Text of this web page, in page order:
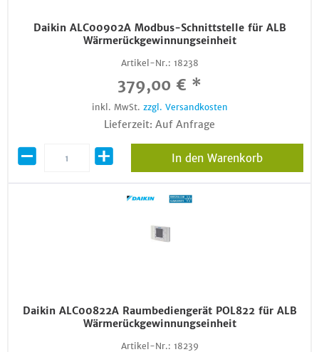
Daikin ALC00902A Modbus-Schnittstelle für ALB
Wärmerückgewinnungseinheit
Artikel-Nr.: 18238
379,00 € *
inkl. MwSt. zzgl. Versandkosten
Lieferzeit: Auf Anfrage
In den Warenkorb
Daikin ALC00822A Raumbediengerät POL822 für ALB
Wärmerückgewinnungseinheit
Artikel-Nr.: 18239